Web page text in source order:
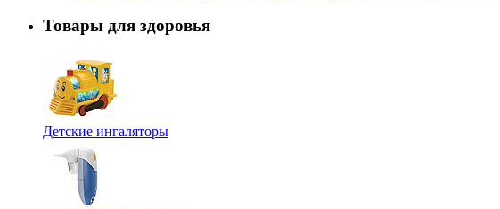
Товары для здоровья
Детские ингаляторы